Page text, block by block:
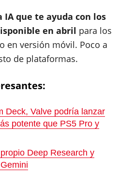
IA que te ayuda con los
en abril para los
en versión móvil. Poco a
de plataformas.
Deck, Valve podría lanzar
potente que PS5 Pro y
Deep Research y